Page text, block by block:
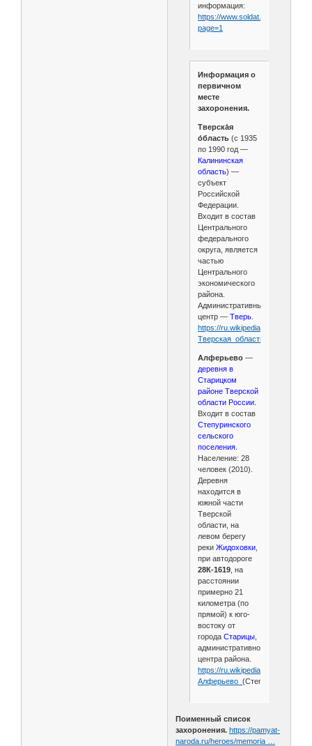
информация:
https://www.soldat.ru/
page=1
Информация о
первичном
месте
захоронения.
Тверска́я
о́бласть (с 1935
по 1990 год —
Калининская
область) —
субъект
Российской
Федерации.
Входит в состав
Центрального
федерального
округа, является
частью
Центрального
экономического
района.
Административный
центр — Тверь.
https://ru.wikipedia.org/wiki/
Тверская_область
Алферьево —
деревня в
Старицком
районе Тверской
области России.
Входит в состав
Степуринского
сельского
поселения.
Население: 28
человек (2010).
Деревня
находится в
южной части
Тверской
области, на
левом берегу
реки Жидоховки,
при автодороге
28К-1619, на
расстоянии
примерно 21
километра (по
прямой) к юго-
востоку от
города Старицы,
административного
центра района.
https://ru.wikipedia.org/wiki/
Алферьево_
Поименный список
захоронения.https://pamyat-
naroda.ru/heroes/memoria …